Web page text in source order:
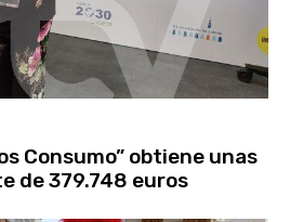
Consumo” obtiene unas
de 379.748 euros